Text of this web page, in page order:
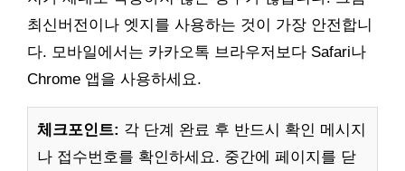
최신버전이나 엣지를 사용하는 것이 가장 안전합니
다. 모바일에서는 카카오톡 브라우저보다 Safari나
Chrome 앱을 사용하세요.
체크포인트: 각 단계 완료 후 반드시 확인 메시지
나 접수번호를 확인하세요. 중간에 페이지를 닫